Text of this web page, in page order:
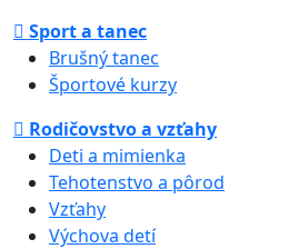
Sport a tanec
Brušný tanec
Športové kurzy
Rodičovstvo a vzťahy
Deti a mimienka
Tehotenstvo a pôrod
Vzťahy
Výchova detí